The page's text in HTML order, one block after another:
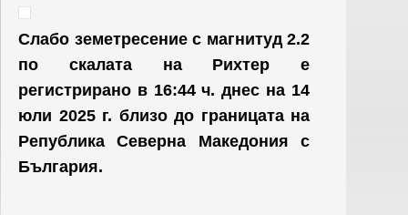
Слабо земетресение с магнитуд 2.2
по скалата на Рихтер е
регистрирано в 16:44 ч. днес на 14
юли 2025 г. близо до границата на
Република Северна Македония с
България.